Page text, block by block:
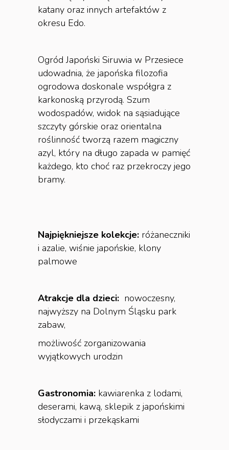
katany oraz innych artefaktów z
okresu Edo.
Ogród Japoński Siruwia w Przesiece
udowadnia, że japońska filozofia
ogrodowa doskonale współgra z
karkonoską przyrodą. Szum
wodospadów, widok na sąsiadujące
szczyty górskie oraz orientalna
roślinność tworzą razem magiczny
azyl, który na długo zapada w pamięć
każdego, kto choć raz przekroczy jego
bramy.
Najpiękniejsze kolekcje: różaneczniki
i azalie, wiśnie japońskie, klony
palmowe
Atrakcje dla dzieci: nowoczesny,
najwyższy na Dolnym Śląsku park
zabaw,
możliwość zorganizowania
wyjątkowych urodzin
Gastronomia: kawiarenka z lodami,
deserami, kawą, sklepik z japońskimi
słodyczami i przekąskami